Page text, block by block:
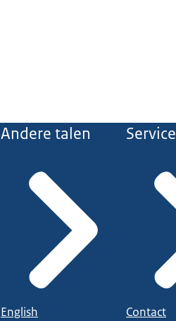
Andere talen
English
Service
Contact